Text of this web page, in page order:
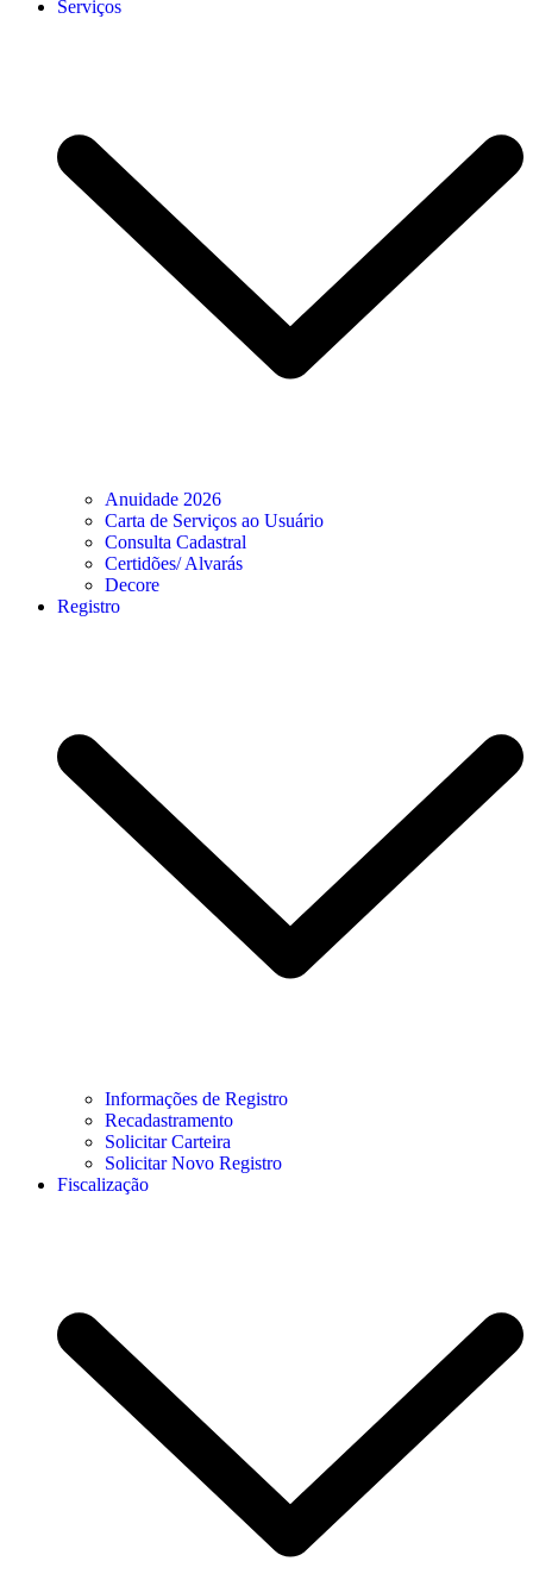
Serviços
Anuidade 2026
Carta de Serviços ao Usuário
Consulta Cadastral
Certidões/ Alvarás
Decore
Registro
Informações de Registro
Recadastramento
Solicitar Carteira
Solicitar Novo Registro
Fiscalização